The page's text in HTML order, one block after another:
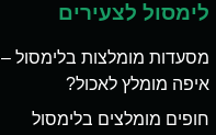
לימסול לצעירים
מסעדות מומלצות בלימסול –
איפה מומלץ לאכול?
חופים מומלצים בלימסול